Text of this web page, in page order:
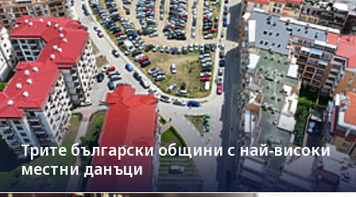
Трите български общини с най-високи
местни данъци